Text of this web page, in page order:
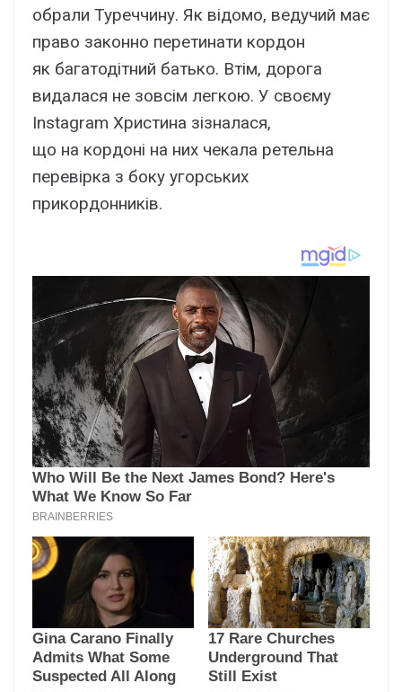
обрали Туреччину. Як відомо, ведучий має
право законно перетинати кордон
як багатодітний батько. Втім, дорога
видалася не зовсім легкою. У своєму
Instagram Христина зізналася,
що на кордоні на них чекала ретельна
перевірка з боку угорських
прикордонників.